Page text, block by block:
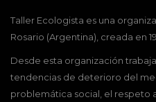
Taller Ecologista es una
Rosario (Argentina), creada en
Desde esta organización
tendencias de deterioro del
problemática social, el respeto